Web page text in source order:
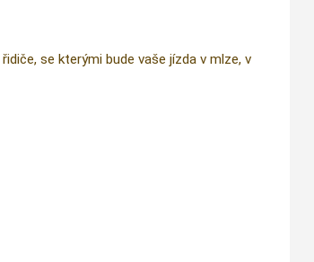
se kterými bude vaše jízda v mlze, v